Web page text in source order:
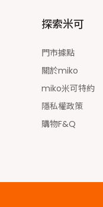
探索米可
門市據點
關於miko
miko米可特約
隱私權政策
購物F&Q